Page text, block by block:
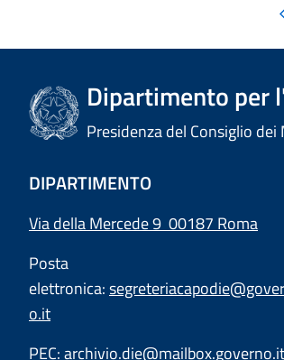
Dipartimento per
Presidenza del Consiglio dei
DIPARTIMENTO
Via della Mercede 9 00187 Roma
Posta
elettronica:
o.it
PEC:archivio.die@mailbox.governo.it